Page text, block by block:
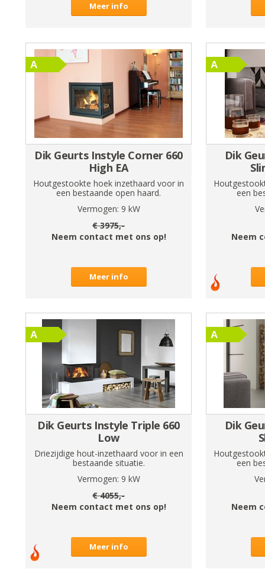
Meer info
Dik Geurts Instyle Corner 660
High EA
Houtgestookte hoek inzethaard voor in
een bestaande open haard.
Vermogen: 9 kW
€3975,-
Neem contact met ons op!
Meer info
Dik
een
Neem
Dik Geurts Instyle Triple 660
Low
Driezijdige hout-inzethaard voor in een
bestaande situatie.
Vermogen: 9 kW
€4055,-
Neem contact met ons op!
Meer info
Dik
een
Neem